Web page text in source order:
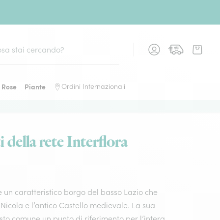
Rose Piante Ordini Internazionali
della rete Interflora
caratteristico borgo del basso Lazio che
e l’antico Castello medievale. La sua